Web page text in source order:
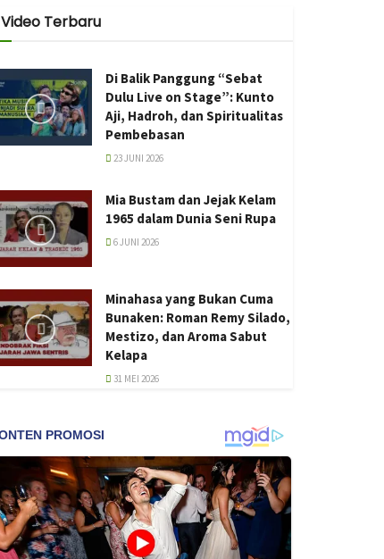
Video Terbaru
Di Balik Panggung “Sebat
Dulu Live on Stage”: Kunto
Aji, Hadroh, dan Spiritualitas
Pembebasan
23 JUNI 2026
Mia Bustam dan Jejak Kelam
1965 dalam Dunia Seni Rupa
6 JUNI 2026
Minahasa yang Bukan Cuma
Bunaken: Roman Remy Silado,
Mestizo, dan Aroma Sabut
Kelapa
31 MEI 2026